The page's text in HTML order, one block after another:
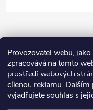
Provozovatel webu,
zpracovává na tomto
prostředí webových
cílenou reklamu.
vyjadřujete souhlas s